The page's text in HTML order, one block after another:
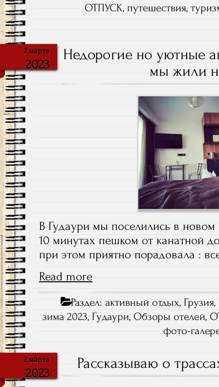
ОТПУСК, путешествия,
2 марта
2023
Недорогие но уютные
мы жили
В Гудаури мы поселились в новом
10 минутах пешком от канатной
при этом приятно порадовала :
Read more
Раздел: активный отдых, Грузия,
зима 2023, Гудаури,Обзоры отелей,
фото-
2 марта
2023
Рассказываю о